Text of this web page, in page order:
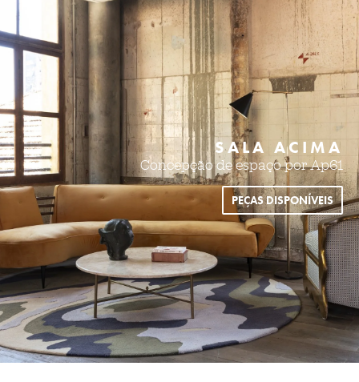
SALA ACIMA
Concepção de espaço por Ap61
PEÇAS DISPONÍVEIS